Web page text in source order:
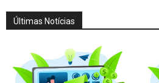
Últimas Notícias